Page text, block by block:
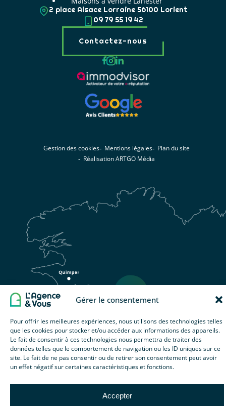
Gérer le consentement
Pour offrir les meilleures expériences, nous utilisons des technologies telles
que les cookies pour stocker et/ou accéder aux informations des appareils.
Le fait de consentir à ces technologies nous permettra de traiter des
données telles que le comportement de navigation ou les ID uniques sur ce
site. Le fait de ne pas consentir ou de retirer son consentement peut avoir
un effet négatif sur certaines caractéristiques et fonctions.
Accepter
2 place Alsace Lorraine 56100 Lorient
09 79 55 19 42
Contactez-nous
Gestion des cookies Mentions légales
Plan du site
Réalisation ARTGO Média